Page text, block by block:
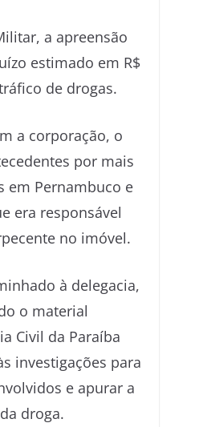
a apreensão
estimado em R$
de drogas.
a corporação, o
por mais
em Pernambuco e
era responsável
no imóvel.
à delegacia,
o material
Civil da Paraíba
investigações para
e apurar a
droga.